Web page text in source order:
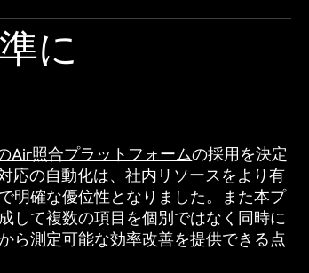
に
Air照合プラットフォームの採用を決定
応の自動化は、社内リソースをより有
明確な優位性となりました。また本プ
して複数の項目を個別ではなく同時に
ら測定可能な効率改善を提供できる点